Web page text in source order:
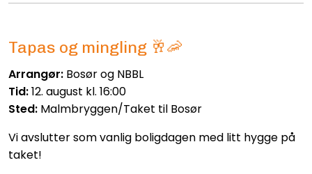
Tapas og mingling 🥂🦐
Arrangør: Bosør og NBBL
Tid:12. august kl. 16:00
Sted: Malmbryggen/Taket til Bosør
Vi avslutter som vanlig boligdagen med litt hygge på
taket!